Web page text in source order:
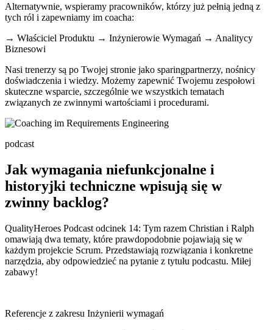
Alternatywnie, wspieramy pracowników, którzy już pełnią jedną z
tych ról i zapewniamy im coacha:
→ Właściciel Produktu → Inżynierowie Wymagań → Analitycy
Biznesowi
Nasi trenerzy są po Twojej stronie jako sparingpartnerzy, nośnicy
doświadczenia i wiedzy. Możemy zapewnić Twojemu zespołowi
skuteczne wsparcie, szczególnie we wszystkich tematach
związanych ze zwinnymi wartościami i procedurami.
podcast
Jak wymagania niefunkcjonalne i
historyjki techniczne wpisują się w
zwinny backlog?
QualityHeroes Podcast odcinek 14: Tym razem Christian i Ralph
omawiają dwa tematy, które prawdopodobnie pojawiają się w
każdym projekcie Scrum. Przedstawiają rozwiązania i konkretne
narzędzia, aby odpowiedzieć na pytanie z tytułu podcastu. Miłej
zabawy!
Referencje z zakresu Inżynierii wymagań